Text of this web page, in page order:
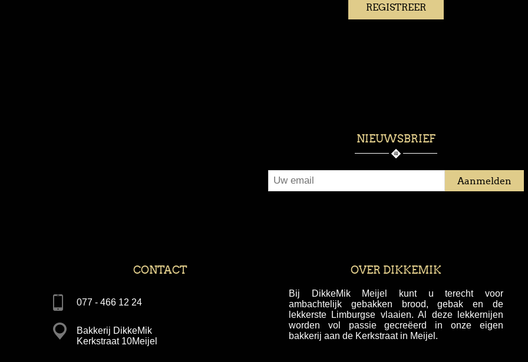
NIEUWSBRIEF
CONTACT
077 - 466 12 24
Bakkerij DikkeMik
Kerkstraat 10Meijel
OVER DIKKEMIK
Bij DikkeMik Meijel kunt u terecht voor
ambachtelijk gebakken brood, gebak en de
lekkerste Limburgse vlaaien. Al deze lekkernijen
worden vol passie gecreëerd in onze eigen
bakkerij aan de Kerkstraat in Meijel.